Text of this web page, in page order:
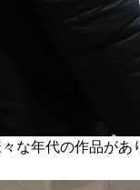
々な年代の作品が